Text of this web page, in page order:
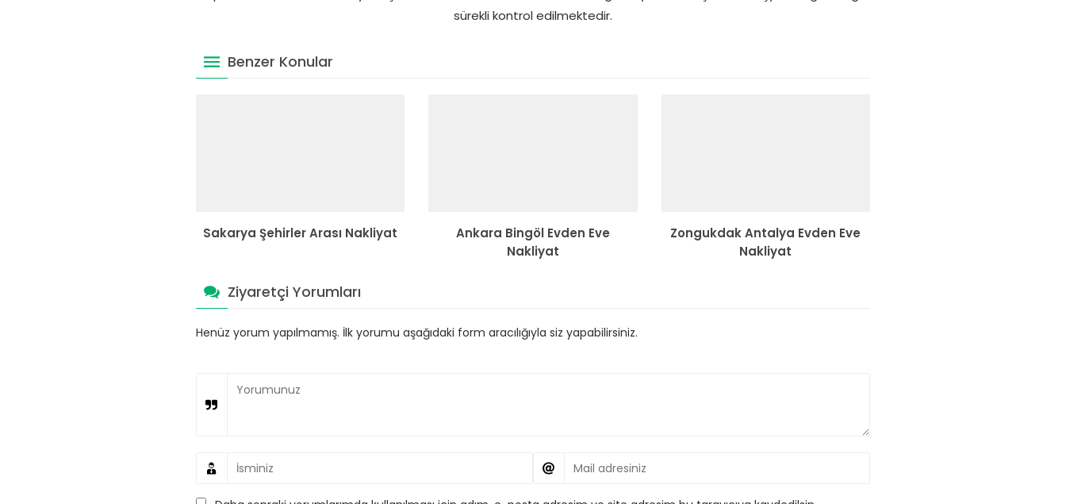
sürekli kontrol edilmektedir.
Benzer Konular
Sakarya Şehirler Arası Nakliyat
Ankara Bingöl Evden Eve
Nakliyat
Zongukdak Antalya Evden Eve
Nakliyat
Ziyaretçi Yorumları
Henüz yorum yapılmamış. İlk yorumu aşağıdaki form aracılığıyla siz yapabilirsiniz.